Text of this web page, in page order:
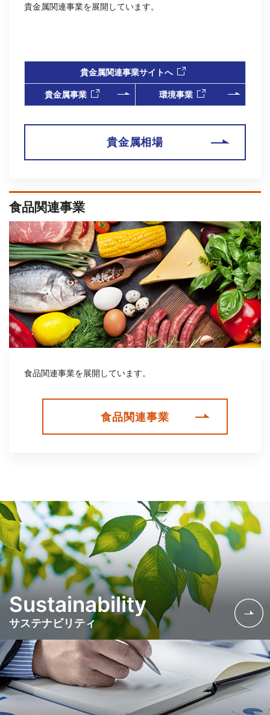
2027年３月期 第１四半期決算短信〔日本基準〕(連結)
2026年08月07日 適時開示
業績予想及び配当予想の修正に関するお知らせ （136KB）
2026年07月30日
「第28回 ジャパンインターナショナル シーフードショー」に出
展致します。
（10,471KB）
2026年07月27日 PR
「FTSE JPX Blossom Japan Sector Relative Index」構成銘柄に
継続選定
（475KB）
貴金属関連事業を展開しています。
貴金属関連事業サイトへ
貴金属事業 環境事業
貴金属相場
食品関連事業
食品関連事業を展開しています。
食品関連事業
Sustainability
サステナビリティ